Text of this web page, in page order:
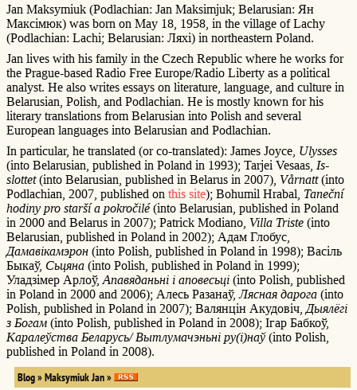
Jan Maksymiuk (Podlachian: Jan Maksimjuk; Belarusian: Ян
Максімюк) was born on May 18, 1958, in the village of Lachy
(Podlachian: Lachi; Belarusian: Ляхі) in northeastern Poland.
Jan lives with his family in the Czech Republic where he works for
the Prague-based Radio Free Europe/Radio Liberty as a political
analyst. He also writes essays on literature, language, and culture in
Belarusian, Polish, and Podlachian. He is mostly known for his
literary translations from Belarusian into Polish and several
European languages into Belarusian and Podlachian.
In particular, he translated (or co-translated): James Joyce, Ulysses
(into Belarusian, published in Poland in 1993); Tarjei Vesaas, Is-
slottet(into Belarusian, published in Belarus in 2007), Vårnatt(into
Podlachian, 2007, published on this site); Bohumil Hrabal, Taneční
hodiny pro starší a pokročilé(into Belarusian, published in Poland
in 2000 and Belarus in 2007); Patrick Modiano, Villa Triste (into
Belarusian, published in Poland in 2002); Адам Глoбус,
Дамавікамэрон (into Polish, published in Poland in 1998); Васіль
Быкаў, Сьцяна (into Polish, published in Poland in 1999);
Уладзімер Арлоў, Апавяданьні і аповесьці (into Polish, published
in Poland in 2000 and 2006); Алесь Разанаў,Лясная дарога (into
Polish, published in Poland in 2007); Валянцін Акудовіч, Дыялёгі
з Богам (into Polish, published in Poland in 2008); Ігар Бабкоў,
Каралеўства Беларусь/ Вытлумачэньні ру(і)наў(into Polish,
published in Poland in 2008).
Blog » Maksymiuk Jan »